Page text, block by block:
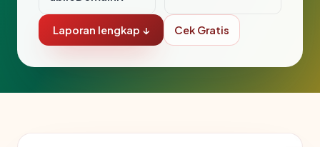
Laporan lengkap ↓ Cek Gratis